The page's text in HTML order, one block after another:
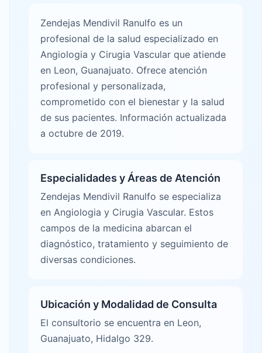
Zendejas Mendivil Ranulfo es un
profesional de la salud especializado en
Angiologia y Cirugia Vascular que atiende
en Leon, Guanajuato. Ofrece atención
profesional y personalizada,
comprometido con el bienestar y la salud
de sus pacientes. Información actualizada
a octubre de 2019.
Especialidades y Áreas de Atención
Zendejas Mendivil Ranulfo se especializa
en Angiologia y Cirugia Vascular. Estos
campos de la medicina abarcan el
diagnóstico, tratamiento y seguimiento de
diversas condiciones.
Ubicación y Modalidad de Consulta
El consultorio se encuentra en Leon,
Guanajuato, Hidalgo 329.